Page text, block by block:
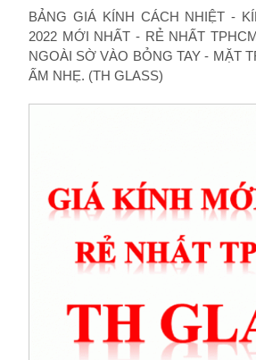
BẢNG GIÁ KÍNH CÁCH NHIỆT -
2022 MỚI NHẤT - RẺ NHẤT
NGOÀI SỜ VÀO BỎNG TAY - MẶT
ẤM NHẸ. (TH GLASS)